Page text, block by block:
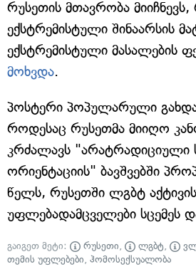
რუსეთის მთავრობა
ექსტრემისტული შინაარსის
ექსტრემისტული მასალების
მოხვდა.
პოსტერი პოპულარული
როდესაც რუსეთმა მიიღო
კრძალავს "არატრადიციული
ორიენტაციის" ბავშვებში
წელს, რუსეთში ლგბტ
უფლებადამცველები სცემეს
გაიგეთ მეტი: რუსეთი, ლგბტ,
თემის უფლებები, ჰომოსექსუალობა